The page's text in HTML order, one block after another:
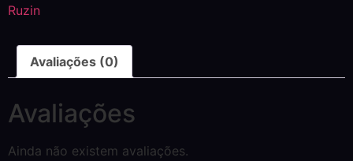
Ruzin
Avaliações (0)
Avaliações
Ainda não existem avaliações.